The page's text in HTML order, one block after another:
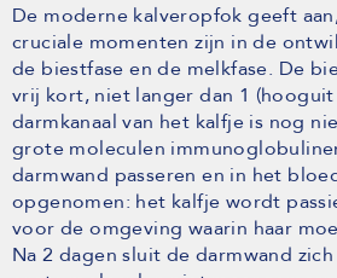
De moderne kalveropfok geeft
cruciale momenten zijn in de
de biestfase en de melkfase. De
vrij kort, niet langer dan 1
darmkanaal van het kalfje is nog
grote moleculen
darmwand passeren en in het
opgenomen: het kalfje wordt
voor de omgeving waarin haar
Na 2 dagen sluit de darmwand